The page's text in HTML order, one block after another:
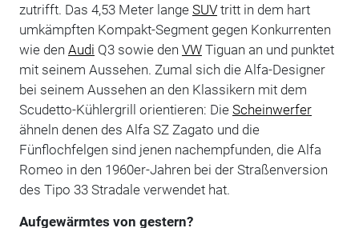
zutrifft. Das 4,53 Meter lange SUVtritt in dem hart
umkämpften Kompakt-Segment gegen Konkurrenten
wie den Audi Q3 sowie den VWTiguan an und punktet
mit seinem Aussehen. Zumal sich die Alfa-Designer
bei seinem Aussehen an den Klassikern mit dem
Scudetto-Kühlergrill orientieren: Die Scheinwerfer
ähneln denen des Alfa SZ Zagato und die
Fünflochfelgen sind jenen nachempfunden, die Alfa
Romeo in den 1960er-Jahren bei der Straßenversion
des Tipo 33 Stradale verwendet hat.
Aufgewärmtes von gestern?